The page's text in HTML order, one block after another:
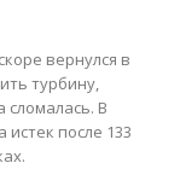
вернулся в
турбину,
сломалась. В
после 133